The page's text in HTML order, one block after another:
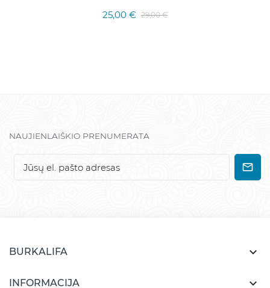
25,00 € 29,00 €
NAUJIENLAIŠKIO PRENUMERATA
BURKALIFA 
INFORMACIJA 